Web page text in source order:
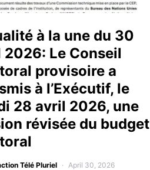
à la une du 30
Le Conseil
provisoire a
à l’Exécutif, le
28 avril 2026, une
révisée du budget
Télé Pluriel April 30, 2026